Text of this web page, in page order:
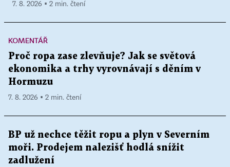
7. 8. 2026 ▪ 2 min. čtení
KOMENTÁŘ
Proč ropa zase zlevňuje? Jak se světová
ekonomika a trhy vyrovnávají s děním v
Hormuzu
7. 8. 2026 ▪ 2 min. čtení
BP už nechce těžit ropu a plyn v Severním
moři. Prodejem nalezišť hodlá snížit
zadlužení